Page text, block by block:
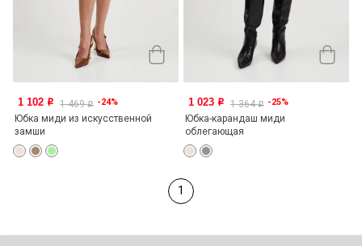
1 102 o 1 469o -24%
Юбка миди из искусственной
замши
1 023 o 1 364o -25%
Юбка-карандаш миди
облегающая
1